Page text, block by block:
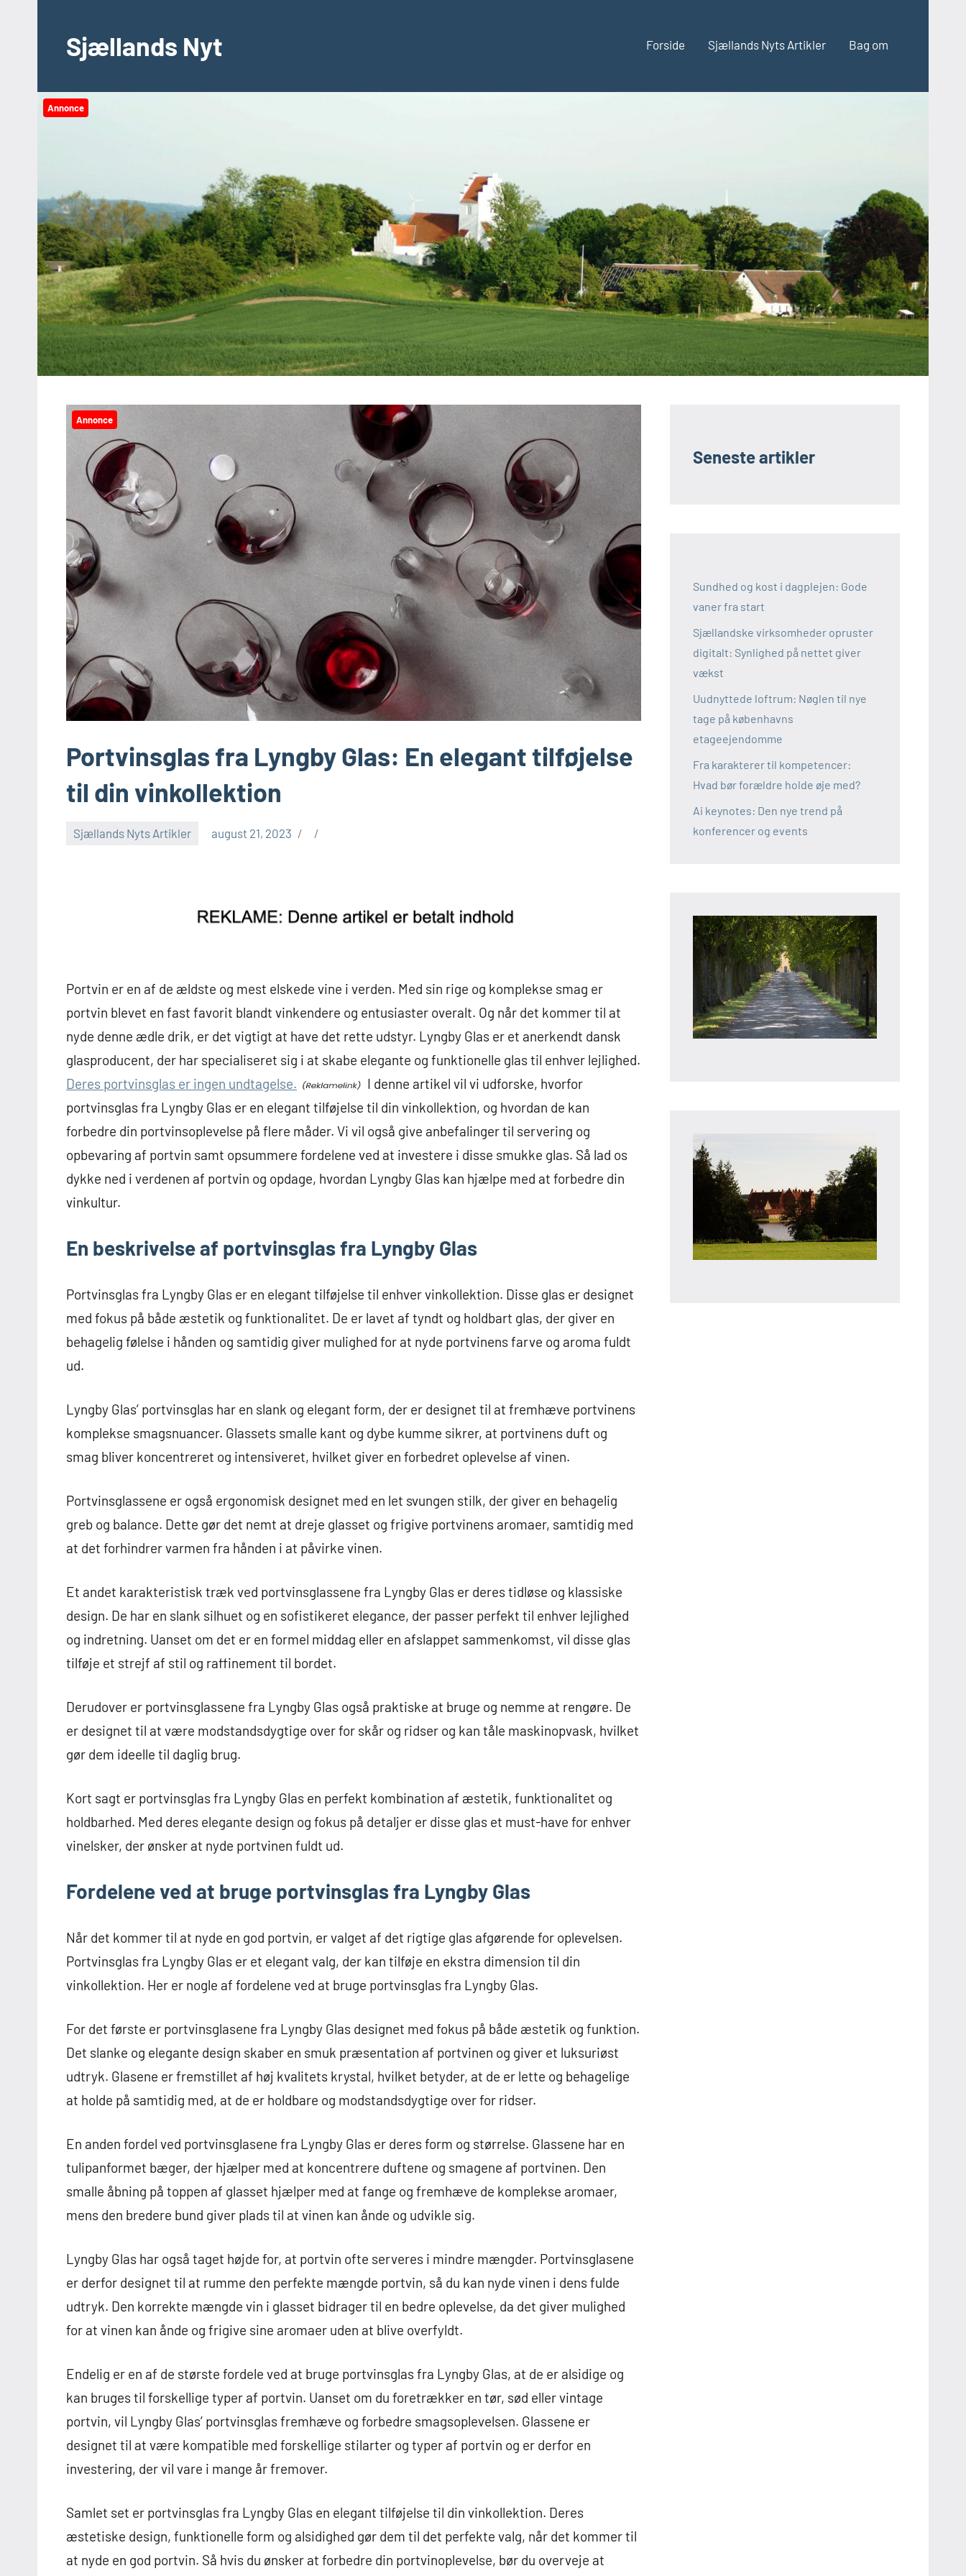
indholdSjællands Nyt Forside Sjællands Nyts Artikler Bag om
Annonce
Annonce
Portvinsglas fra Lyngby Glas: En elegant tilføjelse
til din vinkollektion
Sjællands Nyts Artikler august 21, 2023
Portvin er en af ​​de ældste og mest elskede vine i verden. Med sin rige og komplekse smag er
portvin blevet en fast favorit blandt vinkendere og entusiaster overalt. Og når det kommer til at
nyde denne ædle drik, er det vigtigt at have det rette udstyr. Lyngby Glas er et anerkendt dansk
glasproducent, der har specialiseret sig i at skabe elegante og funktionelle glas til enhver lejlighed.
Deres portvinsglas er ingen undtagelse.
I denne artikel vil vi udforske, hvorfor
portvinsglas fra Lyngby Glas er en elegant tilføjelse til din vinkollektion, og hvordan de kan
forbedre din portvinsoplevelse på flere måder. Vi vil også give anbefalinger til servering og
opbevaring af portvin samt opsummere fordelene ved at investere i disse smukke glas. Så lad os
dykke ned i verdenen af ​​portvin og opdage, hvordan Lyngby Glas kan hjælpe med at forbedre din
vinkultur.
En beskrivelse af portvinsglas fra Lyngby Glas
Portvinsglas fra Lyngby Glas er en elegant tilføjelse til enhver vinkollektion. Disse glas er designet
med fokus på både æstetik og funktionalitet. De er lavet af tyndt og holdbart glas, der giver en
behagelig følelse i hånden og samtidig giver mulighed for at nyde portvinens farve og aroma fuldt
ud.
Lyngby Glas’ portvinsglas har en slank og elegant form, der er designet til at fremhæve portvinens
komplekse smagsnuancer. Glassets smalle kant og dybe kumme sikrer, at portvinens duft og
smag bliver koncentreret og intensiveret, hvilket giver en forbedret oplevelse af vinen.
Portvinsglassene er også ergonomisk designet med en let svungen stilk, der giver en behagelig
greb og balance. Dette gør det nemt at dreje glasset og frigive portvinens aromaer, samtidig med
at det forhindrer varmen fra hånden i at påvirke vinen.
Et andet karakteristisk træk ved portvinsglassene fra Lyngby Glas er deres tidløse og klassiske
design. De har en slank silhuet og en sofistikeret elegance, der passer perfekt til enhver lejlighed
og indretning. Uanset om det er en formel middag eller en afslappet sammenkomst, vil disse glas
tilføje et strejf af stil og raffinement til bordet.
Derudover er portvinsglassene fra Lyngby Glas også praktiske at bruge og nemme at rengøre. De
er designet til at være modstandsdygtige over for skår og ridser og kan tåle maskinopvask, hvilket
gør dem ideelle til daglig brug.
Kort sagt er portvinsglas fra Lyngby Glas en perfekt kombination af æstetik, funktionalitet og
holdbarhed. Med deres elegante design og fokus på detaljer er disse glas et must-have for enhver
vinelsker, der ønsker at nyde portvinen fuldt ud.
Fordelene ved at bruge portvinsglas fra Lyngby Glas
Når det kommer til at nyde en god portvin, er valget af det rigtige glas afgørende for oplevelsen.
Portvinsglas fra Lyngby Glas er et elegant valg, der kan tilføje en ekstra dimension til din
vinkollektion. Her er nogle af fordelene ved at bruge portvinsglas fra Lyngby Glas.
For det første er portvinsglasene fra Lyngby Glas designet med fokus på både æstetik og funktion.
Det slanke og elegante design skaber en smuk præsentation af portvinen og giver et luksuriøst
udtryk. Glasene er fremstillet af høj kvalitets krystal, hvilket betyder, at de er lette og behagelige
at holde på samtidig med, at de er holdbare og modstandsdygtige over for ridser.
En anden fordel ved portvinsglasene fra Lyngby Glas er deres form og størrelse. Glassene har en
tulipanformet bæger, der hjælper med at koncentrere duftene og smagene af portvinen. Den
smalle åbning på toppen af glasset hjælper med at fange og fremhæve de komplekse aromaer,
mens den bredere bund giver plads til at vinen kan ånde og udvikle sig.
Lyngby Glas har også taget højde for, at portvin ofte serveres i mindre mængder. Portvinsglasene
er derfor designet til at rumme den perfekte mængde portvin, så du kan nyde vinen i dens fulde
udtryk. Den korrekte mængde vin i glasset bidrager til en bedre oplevelse, da det giver mulighed
for at vinen kan ånde og frigive sine aromaer uden at blive overfyldt.
Endelig er en af de største fordele ved at bruge portvinsglas fra Lyngby Glas, at de er alsidige og
kan bruges til forskellige typer af portvin. Uanset om du foretrækker en tør, sød eller vintage
portvin, vil Lyngby Glas’ portvinsglas fremhæve og forbedre smagsoplevelsen. Glassene er
designet til at være kompatible med forskellige stilarter og typer af portvin og er derfor en
investering, der vil vare i mange år fremover.
Samlet set er portvinsglas fra Lyngby Glas en elegant tilføjelse til din vinkollektion. Deres
æstetiske design, funktionelle form og alsidighed gør dem til det perfekte valg, når det kommer til
at nyde en god portvin. Så hvis du ønsker at forbedre din portvinoplevelse, bør du overveje at
Seneste artikler
Sundhed og kost i dagplejen: Gode
vaner fra start
Sjællandske virksomheder opruster
digitalt: Synlighed på nettet giver
vækst
Uudnyttede loftrum: Nøglen til nye
tage på københavns
etageejendomme
Fra karakterer til kompetencer:
Hvad bør forældre holde øje med?
Ai keynotes: Den nye trend på
konferencer og events